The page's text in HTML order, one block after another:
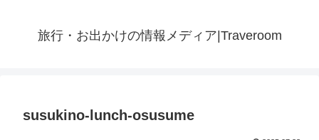
旅行・お出かけの情報メディア|Traveroom
susukino-lunch-osusume